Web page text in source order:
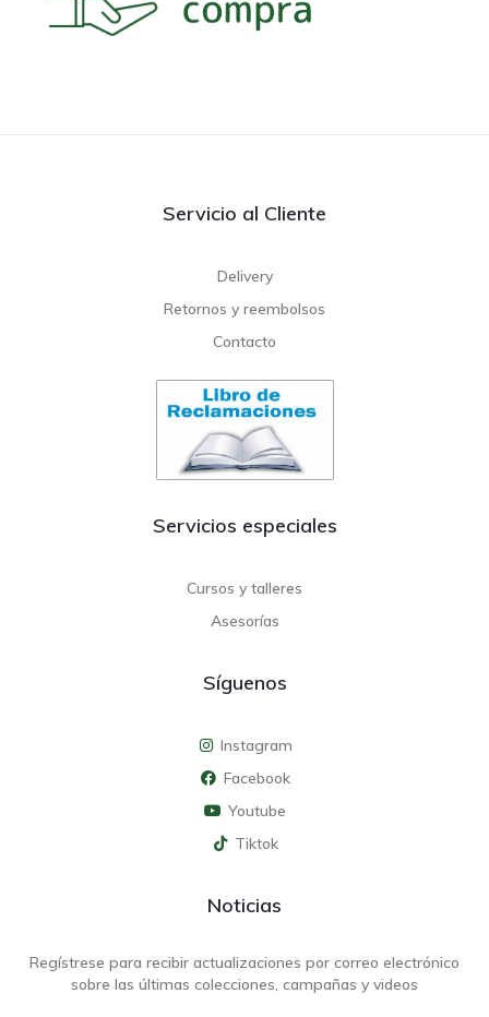
Servicio al Cliente
Delivery
Retornos y reembolsos
Contacto
Servicios especiales
Cursos y talleres
Asesorías
Síguenos
Instagram
Facebook
Youtube
Tiktok
Noticias
Regístrese para recibir actualizaciones por correo electrónico
sobre las últimas colecciones, campañas y videos